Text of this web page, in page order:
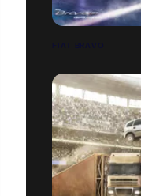
FIAT BRAVO